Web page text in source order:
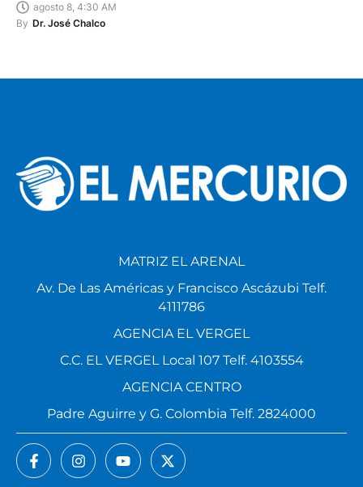
agosto 8, 4:30 AM
By Dr. José Chalco
MATRIZ EL ARENAL
Av. De Las Américas y Francisco Ascázubi Telf.
4111786
AGENCIA EL VERGEL
C.C. EL VERGEL Local 107 Telf. 4103554
AGENCIA CENTRO
Padre Aguirre y G. Colombia Telf. 2824000